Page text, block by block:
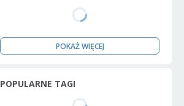
POKAŻ WIĘCEJ
POPULARNE TAGI